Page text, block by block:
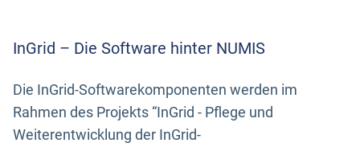
InGrid – Die Software hinter NUMIS
Die InGrid-Softwarekomponenten werden im
Rahmen des Projekts “InGrid - Pflege und
Weiterentwicklung der InGrid-